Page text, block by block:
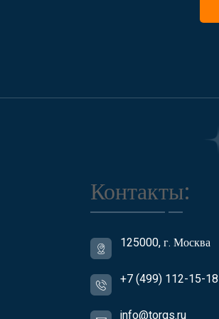
Контакты:
125000, г. Москва
+7 (499) 112-15-18
info@torgs.ru